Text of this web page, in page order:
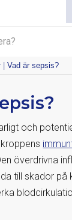
|Vad är sepsis?
och
överdrivna
till skador